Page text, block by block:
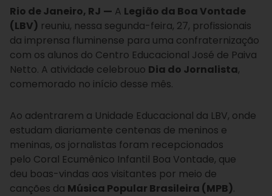
Rio de Janeiro, RJ — A Legião da Boa Vontade
(LBV) reuniu, nessa segunda-feira, 27, profissionais
da imprensa fluminense para uma confraternização
com os alunos do Centro Educacional José de Paiva
Netto. A atividade celebrouo Dia do Jornalista,
comemorado no início desse mês.
Ao adentrarem a Unidade Educacional da LBV, onde
estudam diariamente centenas de meninos e
meninas, os jornalistas foram recepcionados
pelo Coral Ecumênico Infantil Boa Vontade, que
deu boas-vindas aos visitantes por meio de
canções da Música Popular Brasileira (MPB).